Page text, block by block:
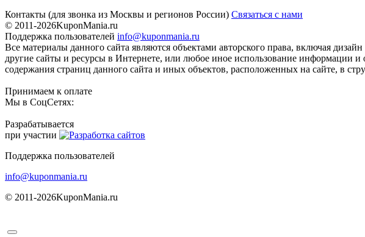
Контакты (для звонка из Москвы и регионов России) Связаться с нами
© 2011-2026KuponMania.ru
Поддержка пользователей info@kuponmania.ru
Все материалы данного сайта являются объектами авторского права, включая
другие сайты и ресурсы в Интернете, или любое иное использование информации и
содержания страниц данного сайта и иных объектов, расположенных на сайте, в
Принимаем к оплате
Мы в СоцСетях:
Разрабатывается
при участии
Поддержка пользователей
info@kuponmania.ru
© 2011-2026KuponMania.ru